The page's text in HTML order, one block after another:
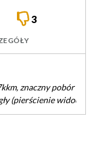
3
4 wymiany co
Od początku ma